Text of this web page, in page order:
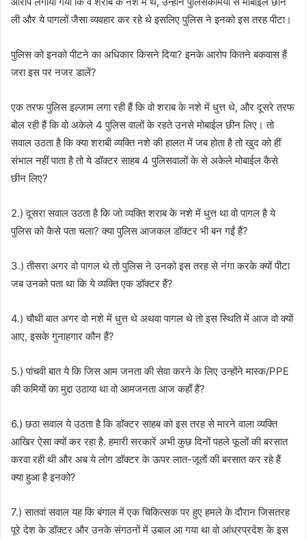
ली और ये पागलों जैसा व्यवहार कर रहे थे इसलिए पुलिस ने इनको इस तरह पीटा।
पुलिस को इनको पीटने का अधिकार किसने दिया? इनके आरोप कितने बकवास हैं
जरा इस पर नजर डालें?
एक तरफ पुलिस इल्जाम लगा रही हैं कि वो शराब के नशे में धुत्त थे, और दूसरे तरफ
बोल रही हैं कि वो अकेले 4 पुलिस वालों के रहते उनसे मोबाईल छीन लिए। तो
सवाल उठता है कि क्या शराबी व्यक्ति नशे की हालत में जब होता है तो खुद को हीं
संभाल नहीं पाता है तो ये डॉक्टर साहब 4 पुलिसवालों के से अकेले मोबाईल कैसे
छीन लिए?
2.) दूसरा सवाल उठता है कि जो व्यक्ति शराब के नशे में धुत्त था वो पागल है ये
पुलिस को कैसे पता चला? क्या पुलिस आजकल डॉक्टर भी बन गईं हैं?
3.) तीसरा अगर वो पागल थे तो पुलिस ने उनको इस तरह से नंगा करके क्यों पीटा
जब उनको पता था कि ये व्यक्ति एक डॉक्टर हैं?
4.) चौथी बात अगर वो नशे में धुत्त थे अथवा पागल थे तो इस स्थिति में आज वो क्यों
आए, इसके गुनाहगार कौन हैं?
5.) पांचवी बात ये कि जिस आम जनता की सेवा करने के लिए उन्होंने मास्क/PPE
की कमियों का मुद्दा उठाया था वो आमजनता आज कहाँ हैं?
6.) छठा सवाल ये उठता है कि डॉक्टर साहब को इस तरह से मारने वाला व्यक्ति
आखिर ऐसा क्यों कर रहा है. हमारी सरकारें अभी कुछ दिनों पहले फूलों की बरसात
करवा रही थी और अब ये लोग डॉक्टर के ऊपर लात-जूतों की बरसात कर रहे हैं
क्या हुआ है इनको?
7.) सातवां सवाल यह कि बंगाल में एक चिकित्सक पर हुए हमले के दौरान जिसतरह
पूरे देश के डॉक्टर और उनके संगठनों में उबाल आ गया था वो आंध्रप्रदेश के इस